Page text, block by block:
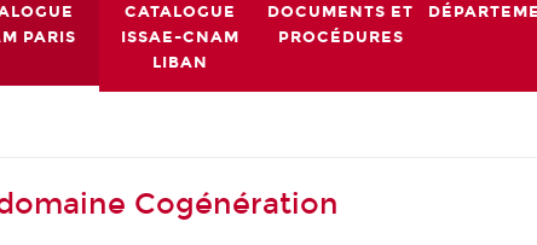
PARIS
CATALOGUE
ISSAE-CNAM
LIBAN
DOCUMENTS ET
PROCÉDURES
Cogénération